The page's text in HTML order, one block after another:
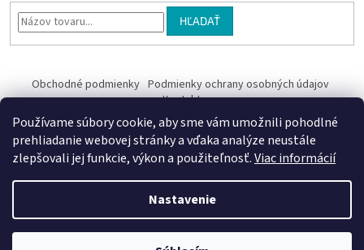
Používame súbory cookie, aby sme vám umožnili pohodlné
prehliadanie webovej stránky a vďaka analýze neustále
zlepšovali jej funkcie, výkon a použiteľnosť.Viac informácií
Nastavenie
HĽADAŤ
Obchodné podmienky Podmienky ochrany osobných údajov
Kontakty
Obchodné podmienky
Vytvoril Shoptet